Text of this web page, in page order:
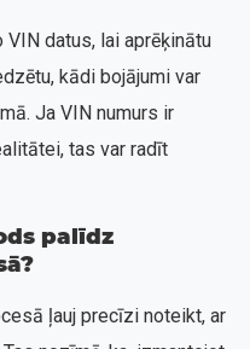
datus, lai aprēķinātu
kādi bojājumi var
Ja VIN numurs ir
tas var radīt
palīdz
ļauj precīzi noteikt, ar